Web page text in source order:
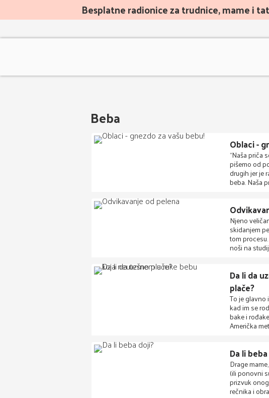
Besplatne radionice za trudnice, mame i
Beba
Oblaci -
“Naša priča
pišemo od
drugih jer je
beba. Naša
Njeno
skidanjem
tom
noši na
Da li da
plače?
To je glavno
kad im se
bake i
Američka
Da li
Drage
(ili ponovni
prizvuk
rečnika i